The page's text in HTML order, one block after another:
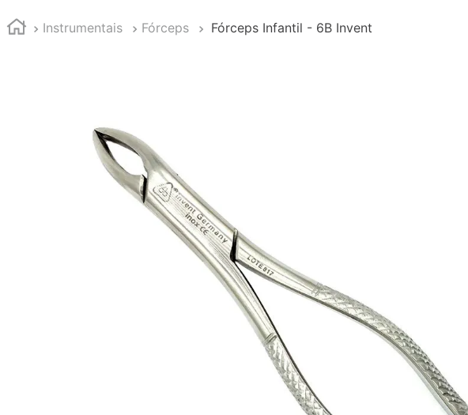
Instrumentais Fórceps Fórceps Infantil - 6B Invent